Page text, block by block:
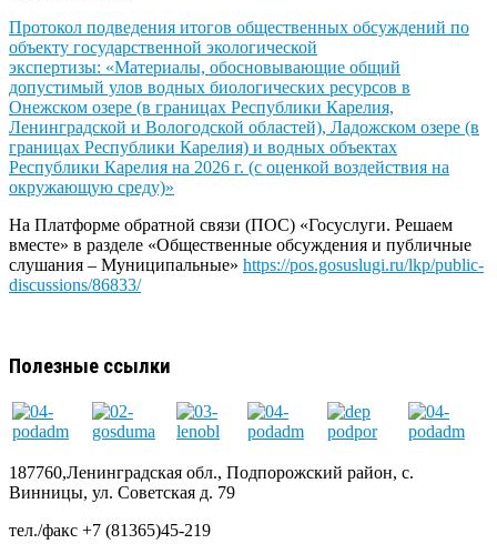
Протокол подведения итогов общественных обсуждений по
объекту государственной экологической
экспертизы: «Материалы, обосновывающие общий
допустимый улов водных биологических ресурсов в
Онежском озере (в границах Республики Карелия,
Ленинградской и Вологодской областей), Ладожском озере (в
границах Республики Карелия) и водных объектах
Республики Карелия на 2026 г. (с оценкой воздействия на
окружающую среду)»
На Платформе обратной связи (ПОС) «Госуслуги. Решаем
вместе» в разделе «Общественные обсуждения и публичные
слушания – Муниципальные» https://pos.gosuslugi.ru/lkp/public-
discussions/86833/
Полезные ссылки
187760,Ленинградская обл., Подпорожский район, с.
Винницы, ул. Советская д. 79
тел./факс +7 (81365)45-219